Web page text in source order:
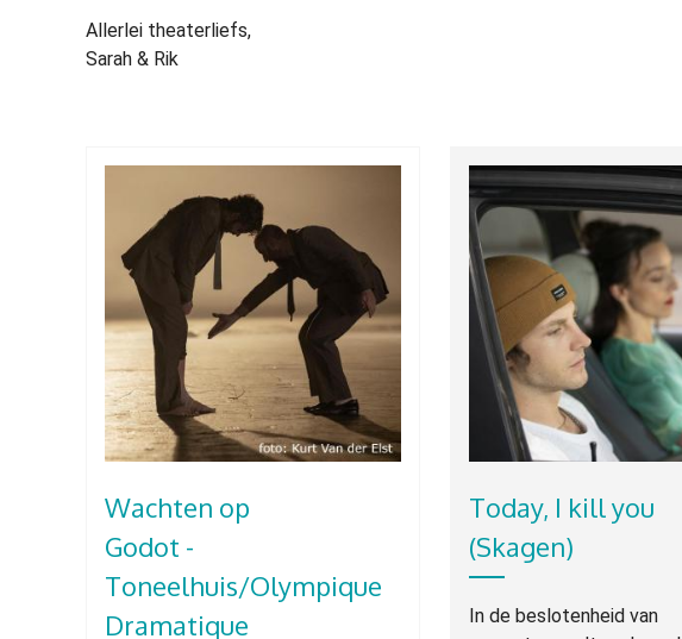
Allerlei theaterliefs,
Sarah & Rik
Wachten op
Godot -
Toneelhuis/Olympique
Dramatique
Today, I kill you
(Skagen)
In de beslotenheid van